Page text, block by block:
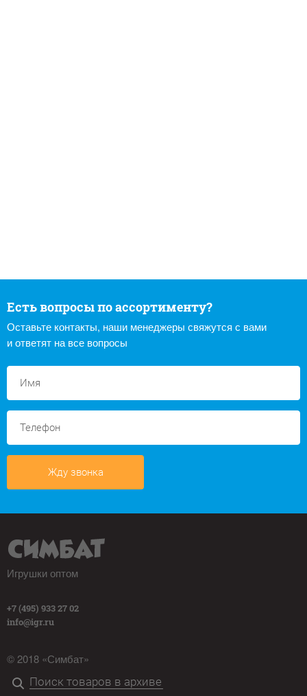
Есть вопросы по ассортименту?
Оставьте контакты, наши менеджеры свяжутся с вами
и ответят на все вопросы
Жду звонка
Игрушки оптом
+7 (495) 933 27 02
info@igr.ru
© 2018 «Симбат»